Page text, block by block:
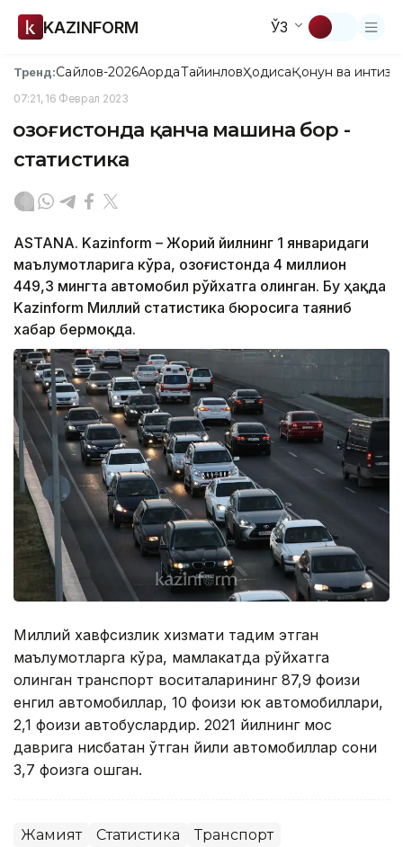
KAZINFORM ЎЗ
Тренд:Сайлов-2026АқордаТайинловҲодисаҚонун ва
07:21, 16 Феврал 2023
Қозоғистонда қанча машина бор -
статистика
ASTANA. Kazinform – Жорий йилнинг 1 январидаги
маълумотларига кўра, Қозоғистонда 4 миллион
449,3 мингта автомобил рўйхатга олинган. Бу ҳақда
Kazinform Миллий статистика бюросига таяниб
хабар бермоқда.
Миллий хавфсизлик хизмати тақдим этган
маълумотларга кўра, мамлакатда рўйхатга
олинган транспорт воситаларининг 87,9 фоизи
енгил автомобиллар, 10 фоизи юк автомобиллари,
2,1 фоизи автобуслардир. 2021 йилнинг мос
даврига нисбатан ўтган йили автомобиллар сони
3,7 фоизга ошган.
Жамият Статистика Транспорт